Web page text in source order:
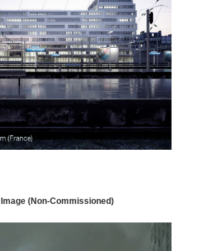
Image (Non-Commissioned)